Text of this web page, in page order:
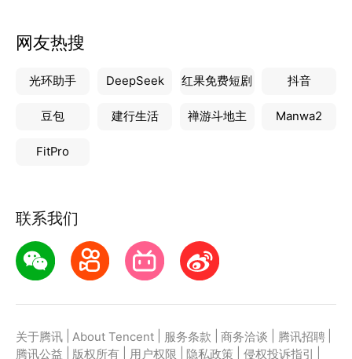
网友热搜
光环助手 DeepSeek 红果免费短剧 抖音
豆包 建行生活 禅游斗地主 Manwa2
FitPro
联系我们
关于腾讯 About Tencent 服务条款 商务洽谈 腾讯招聘
腾讯公益
版权所有 用户权限 隐私政策 侵权投诉指引